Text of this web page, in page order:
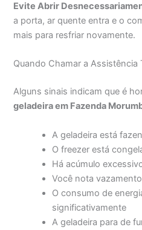
Evite Abrir
a porta, ar quente entra e o
mais para resfriar novamente.
Quando Chamar a Assistência
Alguns sinais indicam que é
geladeira em Fazenda
A geladeira está
O freezer está
Há acúmulo
Você nota
O consumo de
significativamente
A geladeira para de